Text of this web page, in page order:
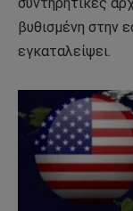
βυθισμένη στην
εγκαταλείψει.